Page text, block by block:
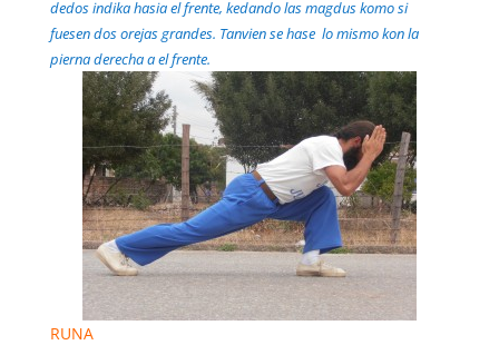
dedos indika hasia el frente, kedando las magdus komo si
fuesen dos orejas grandes. Tanvien se hase lo mismo kon la
pierna derecha a el frente.
RUNA